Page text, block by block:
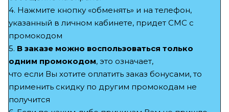
4. Нажмите кнопку «обменять» и на телефон,
указанный в личном кабинете, придет СМС с
промокодом
5. В заказе можно воспользоваться только
одним промокодом, это означает,
что если Вы хотите оплатить заказ бонусами, то
применить скидку по другим промокодам не
получится